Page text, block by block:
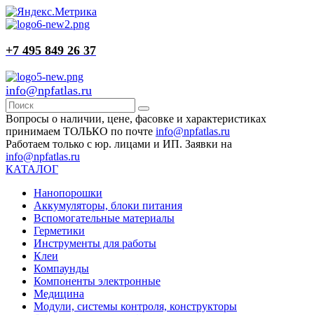
+7 495 849 26 37
info@npfatlas.ru
Вопросы о наличии, цене, фасовке и характеристиках
принимаем ТОЛЬКО по почте info@npfatlas.ru
Работаем только с юр. лицами и ИП. Заявки на
info@npfatlas.ru
КАТАЛОГ
Нанопорошки
Аккумуляторы, блоки питания
Вспомогательные материалы
Герметики
Инструменты для работы
Клеи
Компаунды
Компоненты электронные
Медицина
Модули, системы контроля, конструкторы